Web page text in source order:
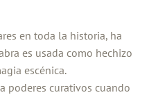
en toda la historia, ha
es usada como hechizo
escénica.
poderes curativos cuando